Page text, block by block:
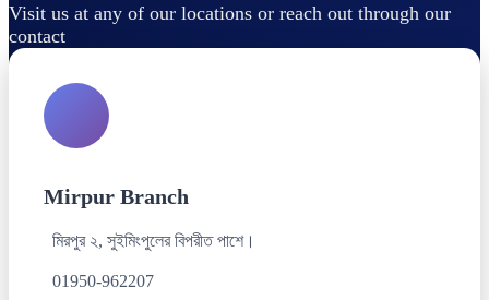
Visit us at any of our locations or reach out through our
contact
Mirpur Branch
মিরপুর ২, সুইমিংপুলের বিপরীত পাশে।
01950-962207